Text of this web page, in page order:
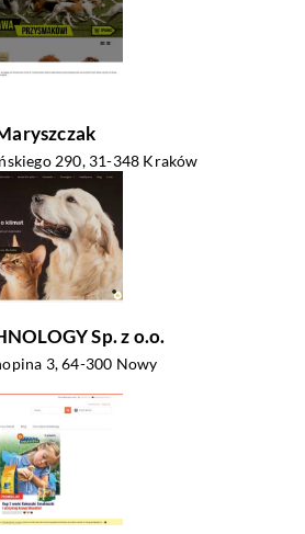
290, 31-348 Kraków
Sp. z o.o.
3, 64-300 Nowy